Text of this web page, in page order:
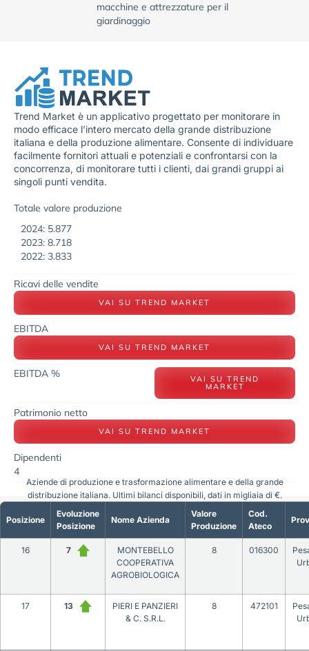
macchine e attrezzature per il
giardinaggio
Trend Market è un applicativo progettato per monitorare in
modo efficace l’intero mercato della grande distribuzione
italiana e della produzione alimentare. Consente di individuare
facilmente fornitori attuali e potenziali e confrontarsi con la
concorrenza, di monitorare tutti i clienti, dai grandi gruppi ai
singoli punti vendita.
Totale valore produzione
2024: 5.877
2023: 8.718
2022: 3.833
Ricavi delle vendite
VAI SU TREND MARKET
EBITDA
VAI SU TREND MARKET
EBITDA % VAI SU TREND
MARKET
Patrimonio netto
VAI SU TREND MARKET
Dipendenti
4
Posizione
Evoluzione
Posizione
Nome Azienda
Valore
Produzione
Cod.
Ateco
16 7
MONTEBELLO
COOPERATIVA
AGROBIOLOGICA
8 016300
17 13
PIERI E PANZIERI
& C. S.R.L.
8 472101
Aziende di produzione e trasformazione alimentare e della grande
distribuzione italiana. Ultimi bilanci disponibili, dati in migliaia di €.